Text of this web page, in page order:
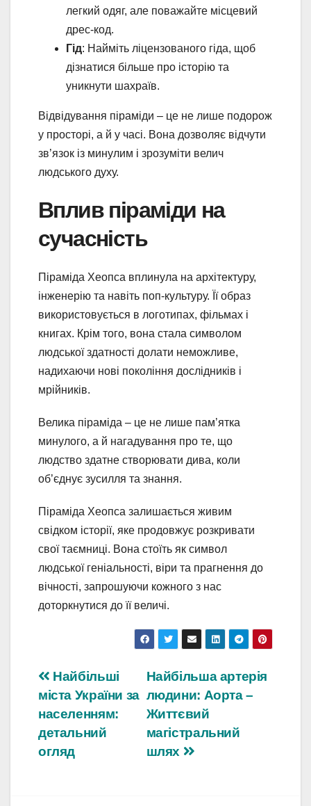
легкий одяг, але поважайте місцевий
дрес-код.
Гід: Найміть ліцензованого гіда, щоб
дізнатися більше про історію та
уникнути шахраїв.
Відвідування піраміди – це не лише подорож
у просторі, а й у часі. Вона дозволяє відчути
зв’язок із минулим і зрозуміти велич
людського духу.
Вплив піраміди на
сучасність
Піраміда Хеопса вплинула на архітектуру,
інженерію та навіть поп-культуру. Її образ
використовується в логотипах, фільмах і
книгах. Крім того, вона стала символом
людської здатності долати неможливе,
надихаючи нові покоління дослідників і
мрійників.
Велика піраміда – це не лише пам’ятка
минулого, а й нагадування про те, що
людство здатне створювати дива, коли
об’єднує зусилля та знання.
Піраміда Хеопса залишається живим
свідком історії, яке продовжує розкривати
свої таємниці. Вона стоїть як символ
людської геніальності, віри та прагнення до
вічності, запрошуючи кожного з нас
доторкнутися до її величі.
Навігація
записів
Найбільша артерія
людини: Аорта –
Життєвий
магістральний
шлях
Найбільші
міста України за
населенням:
детальний
огляд